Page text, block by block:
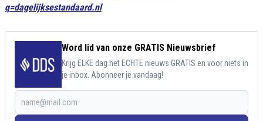
q=dagelijksestandaard.nl
Word lid van onze GRATIS Nieuwsbrief
Krijg ELKE dag het ECHTE nieuws GRATIS en voor niets in
je inbox. Abonneer je vandaag!